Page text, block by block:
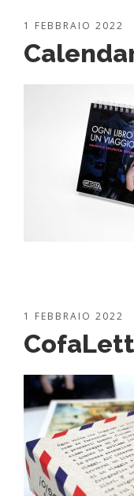
1 FEBBRAIO 2022
1 FEBBRAIO 2022